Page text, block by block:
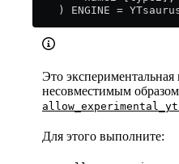
    ) ENGINE
=
Это
несовместимым
Для этого выполните: